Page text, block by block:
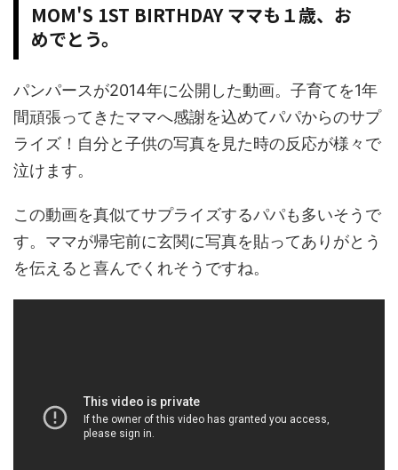
MOM'S 1ST BIRTHDAY ママも１歳、お
めでとう。
パンパースが2014年に公開した動画。子育てを1年
間頑張ってきたママへ感謝を込めてパパからのサプ
ライズ！自分と子供の写真を見た時の反応が様々で
泣けます。
この動画を真似てサプライズするパパも多いそうで
す。ママが帰宅前に玄関に写真を貼ってありがとう
を伝えると喜んでくれそうですね。